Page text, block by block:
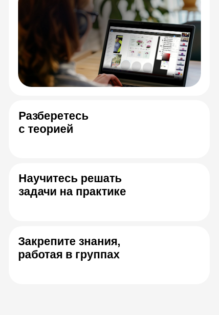
Ваши преподаватели
— эксперты в Data
Product analyst team lead